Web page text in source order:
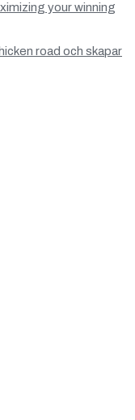
your winning
road och skapar